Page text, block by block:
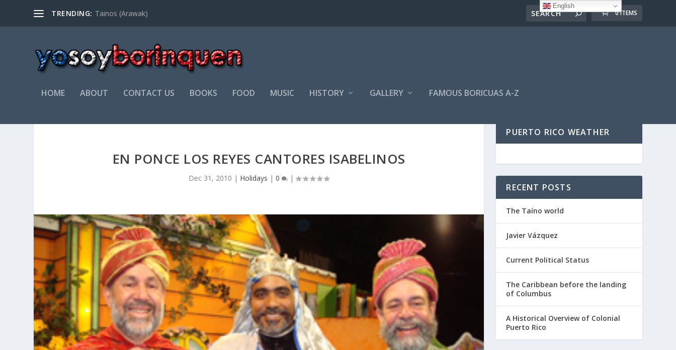
TRENDING: Tainos (Arawak) 0 ITEMS
HOME ABOUT CONTACT US BOOKS FOOD MUSIC HISTORY GALLERY FAMOUS BORICUAS A-Z
EN PONCE LOS REYES CANTORES ISABELINOS
Dec 31, 2010 | Holidays |0 |
PUERTO RICO WEATHER
RECENT POSTS
The Taíno world
Javier Vázquez
Current Political Status
The Caribbean before the landing
of Columbus
A Historical Overview of Colonial
Puerto Rico
English